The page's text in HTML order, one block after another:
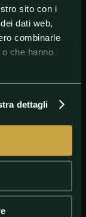
sito con i
dati web,
combinarle
che hanno
dettagli
"La mia
rango senza
in grado